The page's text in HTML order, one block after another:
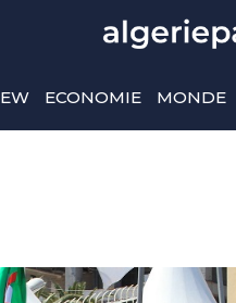
ECONOMIE MONDE